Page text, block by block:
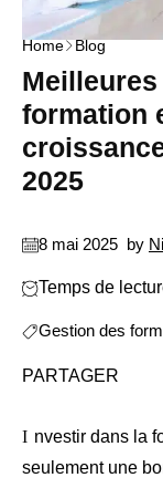
Home Blog
formation
2025
8 mai 2025 by
Temps de
Gestion des
PARTAGER
Investir dans la formation des employés n'est pas
seulement une